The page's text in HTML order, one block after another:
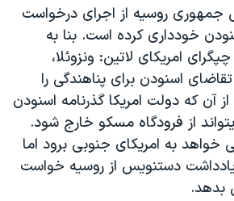
جمهوری روسیه از اجرای درخواست
خودداری کرده است. بنا به
امریکای لاتین: ونزوئلا،
اسنودن برای پناهندگی را
آن که دولت امریکا گذرنامه اسنودن
از فرودگاه مسکو خارج شود.
به امریکای جنوبی برود اما
دستنویس از روسیه خواست
بدهد.